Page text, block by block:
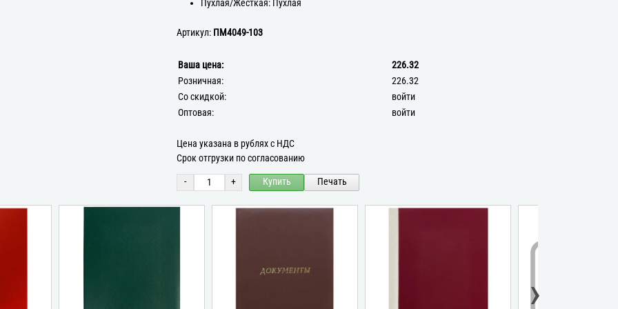
Пухлая/Жёсткая: Пухлая
Артикул: ПМ4049-103
Ваша цена:
226.32
Розничная:
226.32
Со скидкой:
войти
Оптовая:
войти
Цена указана в рублях с НДС
Срок отгрузки по согласованию
- + Купить Печать
›